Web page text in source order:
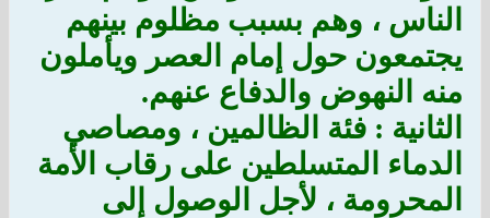
الناس ، وهم بسبب مظلوم بينهم
يجتمعون حول إمام العصر ويأملون
منه النهوض والدفاع عنهم.
الثانية : فئة الظالمين ، ومصاصي
الدماء المتسلطين على رقاب الأمة
المحرومة ، لأجل الوصول إلى